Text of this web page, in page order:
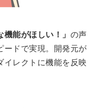
機能がほしい！」 の声
ードで実現。開発元が
イレクトに機能を反映